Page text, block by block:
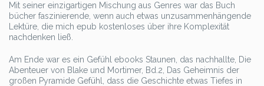
Mit seiner einzigartigen Mischung aus Genres war das Buch
bücher faszinierende, wenn auch etwas unzusammenhängende
Lektüre, die mich epub kostenloses über ihre Komplexität
nachdenken ließ.
Am Ende war es ein Gefühl ebooks Staunen, das nachhallte, Die
Abenteuer von Blake und Mortimer, Bd.2, Das Geheimnis der
großen Pyramide Gefühl, dass die Geschichte etwas Tiefes in